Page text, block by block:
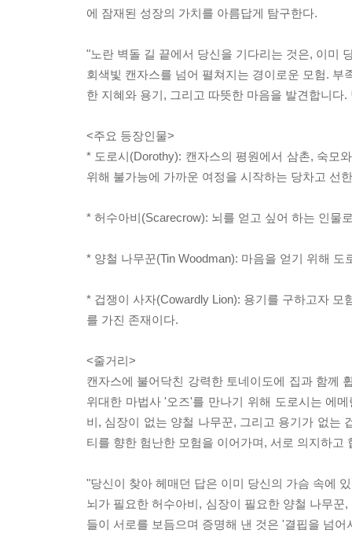
에 잠재된 성장의 가치를 아름답게 탐구한다.
"노란 벽돌 길 끝에서 당신을 기다리는 것은, 이미
회색빛 캔자스를 넘어 펼쳐지는 경이로운 모험.
한 지혜와 용기, 그리고 따뜻한 마음을 발견합니
<주요 등장인물>
* 도로시(Dorothy): 캔자스의 평원에서 삼촌, 숙모
위해 불가능에 가까운 여정을 시작하는 당차고 선
* 허수아비(Scarecrow): 뇌를 얻고 싶어 하는 인물
* 양철 나무꾼(Tin Woodman): 마음을 얻기 위해
* 겁쟁이 사자(Cowardly Lion): 용기를 구하고자
를 가진 존재이다.
<줄거리>
캔자스에 불어닥친 강력한 토네이도에 집과 함께
위대한 마법사 '오즈'를 만나기 위해 도로시는 에
비, 심장이 없는 양철 나무꾼, 그리고 용기가 없는
티를 향한 험난한 모험을 이어가며, 서로 의지하고
"당신이 찾아 헤매던 답은 이미 당신의 가슴 속에
뇌가 필요한 허수아비, 심장이 필요한 양철 나무
들이 서로를 보듬으며 증명해 낸 것은 '결핍을 넘